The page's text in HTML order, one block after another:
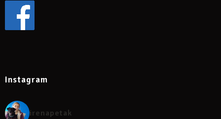
Instagram
irenapetak